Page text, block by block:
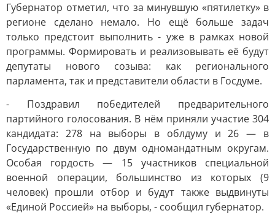
Губернатор отметил, что за минувшую «пятилетку» в
регионе сделано немало. Но ещё больше задач
только предстоит выполнить - уже в рамках новой
программы. Формировать и реализовывать её будут
депутаты нового созыва: как регионального
парламента, так и представители области в Госдуме.
- Поздравил победителей предварительного
партийного голосования. В нём приняли участие 304
кандидата: 278 на выборы в облдуму и 26 — в
Государственную по двум одномандатным округам.
Особая гордость — 15 участников специальной
военной операции, большинство из которых (9
человек) прошли отбор и будут также выдвинуты
«Единой Россией» на выборы, - сообщил губернатор.